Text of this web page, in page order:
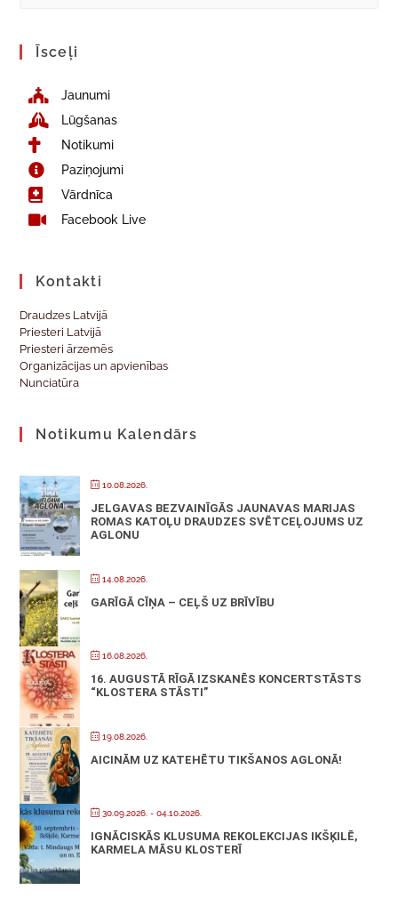
Īsceļi
Jaunumi
Lūgšanas
Notikumi
Paziņojumi
Vārdnīca
Facebook Live
Kontakti
Draudzes Latvijā
Priesteri Latvijā
Priesteri ārzemēs
Organizācijas un apvienības
Nunciatūra
Notikumu Kalendārs
10.08.2026.
JELGAVAS BEZVAINĪGĀS JAUNAVAS MARIJAS
ROMAS KATOĻU DRAUDZES SVĒTCEĻOJUMS UZ
AGLONU
14.08.2026.
GARĪGĀ CĪŅA – CEĻŠ UZ BRĪVĪBU
16.08.2026.
16. AUGUSTĀ RĪGĀ IZSKANĒS KONCERTSTĀSTS
“KLOSTERA STĀSTI”
19.08.2026.
AICINĀM UZ KATEHĒTU TIKŠANOS AGLONĀ!
30.09.2026. - 04.10.2026.
IGNĀCISKĀS KLUSUMA REKOLEKCIJAS IKŠĶILĒ,
KARMELA MĀSU KLOSTERĪ